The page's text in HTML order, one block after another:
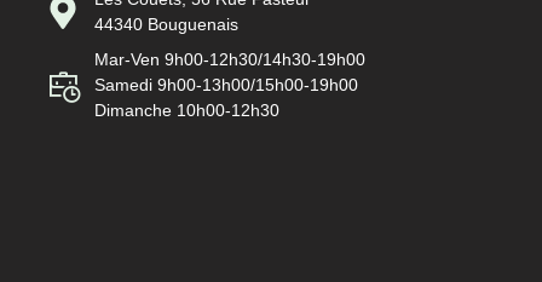
44340 Bouguenais
Mar-Ven 9h00-12h30/14h30-19h00
Samedi 9h00-13h00/15h00-19h00
Dimanche 10h00-12h30